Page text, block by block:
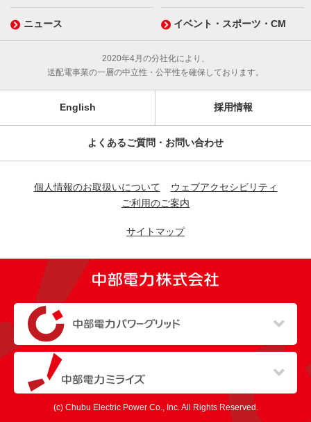
ニュース イベント・スポーツ・CM
2020年4月の分社化により、
送配電事業の一層の中立性・公平性を確保しております。
English 採用情報
よくあるご質問・お問い合わせ
個人情報のお取扱いについて
ウェブアクセシビリティ
ご利用のご案内
サイトマップ
（新しいウィンドウを開きます）
（新しいウィンドウを開きます）
(c) Chubu Electric Power Co., Inc. All Rights Reserved.